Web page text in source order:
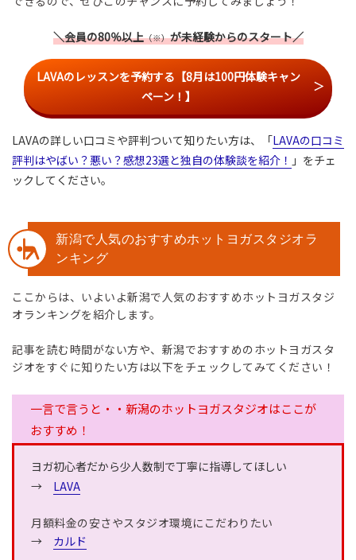
＼会員の80％以上（※）が未経験からのスタート／
LAVAのレッスンを予約する【8月は100円体験キャン
ペーン！】
LAVAの詳しい口コミや評判ついて知りたい方は、「LAVAの口コミ
評判はやばい？悪い？感想23選と独自の体験談を紹介！ 」をチェ
ックしてください。
新潟で人気のおすすめホットヨガスタジオラ
ンキング
ここからは、いよいよ新潟で人気のおすすめホットヨガスタジ
オランキングを紹介します。
記事を読む時間がない方や、新潟でおすすめのホットヨガスタ
ジオをすぐに知りたい方は以下をチェックしてみてください！
一言で言うと・・新潟のホットヨガスタジオはここが
おすすめ！
ヨガ初心者だから少人数制で丁寧に指導してほしい
→ LAVA
月額料金の安さやスタジオ環境にこだわりたい
→ カルド